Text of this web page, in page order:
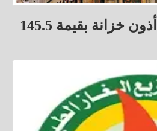
البنك المركزي يبيع أذون خزانة بقيمة 145.5